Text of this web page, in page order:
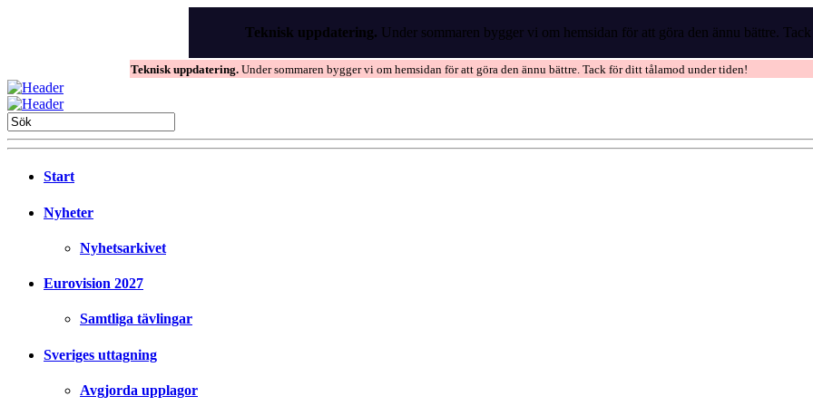
Teknisk uppdatering. Under sommaren bygger vi om hemsidan för att göra den ännu bättre.
Teknisk uppdatering. Under sommaren bygger vi om hemsidan för att göra den ännu bättre. Tack för ditt tålamod under tiden!
Start
Nyheter
Nyhetsarkivet
Eurovision 2027
Samtliga tävlingar
Sveriges uttagning
Avgjorda upplagor